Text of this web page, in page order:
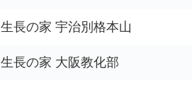
生長の家 宇治別格本山
生長の家 大阪教化部